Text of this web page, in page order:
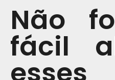
Não
fácil
esses